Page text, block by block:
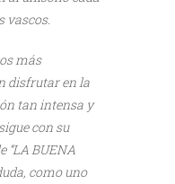
vascos.
más
disfrutar en la
tan intensa y
con su
“LA BUENA
como uno